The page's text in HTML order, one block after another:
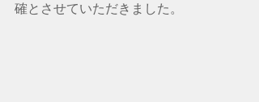
確とさせていただきました。